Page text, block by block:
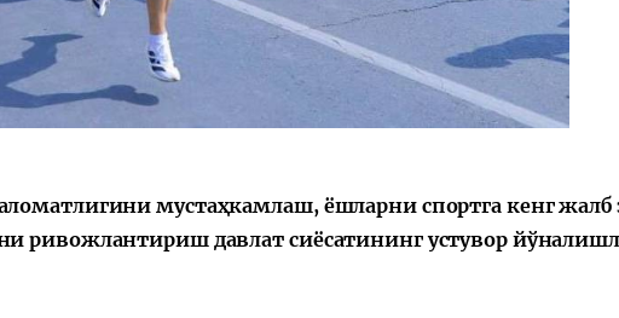
мустаҳкамлаш, ёшларни спортга кенг жалб
ривожлантириш давлат сиёсатининг устувор